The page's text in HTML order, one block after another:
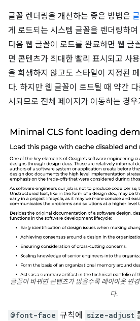
글꼴 렌더링을 개선하는 좋은 방법은
게 로드되는 시스템 글꼴을 렌더링하
다음 웹 글꼴이 로드를 완료하면 웹 글
면 콘텐츠가 최대한 빨리 표시되고 사
을 희생하지 않고도 스타일이 지정된
다. 하지만 웹 글꼴이 로드될 때 약간
시되므로 전체 페이지가 이동하는 경
글꼴이 바뀌면 콘텐츠가 많을수록 레이아웃 변
다.
@font-face 규칙에 size-adjust